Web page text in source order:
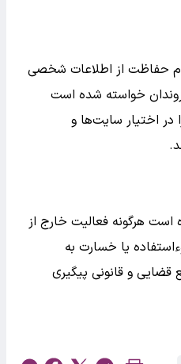
حفاظت از اطلاعات شخصی
خواسته شده است
اختیار سایت‌ها و
است هرگونه فعالیت خارج از
یا خسارت به
قضایی و قانونی پیگیری